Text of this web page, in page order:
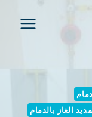
الغاز بالدمام